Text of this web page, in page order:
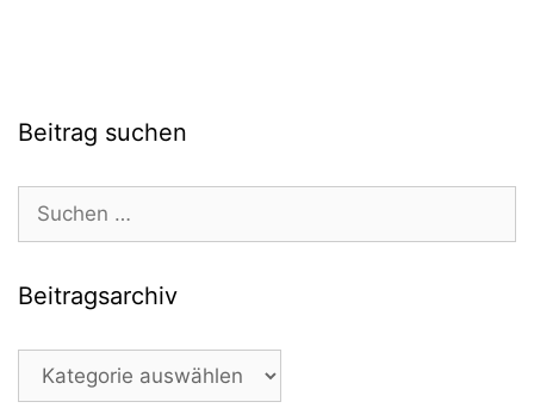
Beitrag suchen
nach:
Beitragsarchiv
Beitragsarchiv